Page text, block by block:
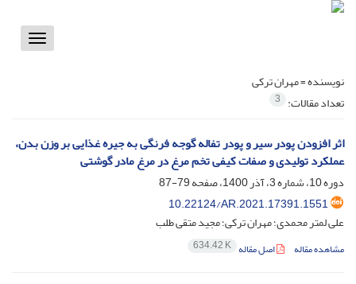
Toggle
نویسنده =مهران ترکی
تعداد مقالات: 3
اثر افزودن پودر سیر و پودر تفاله گوجه فرنگی به جیره غذایی بر وزن بدن،
عملکرد تولیدی و صفات کیفی تخم مرغ در مرغ مادر گوشتی
دوره 10، شماره 3، آذر 1400، صفحه
79-87
10.22124/AR.2021.17391.1551
علی لمتر محمدی؛ مهران ترکی؛ مجید متقی طلب
مشاهده مقاله اصل مقاله 634.42 K